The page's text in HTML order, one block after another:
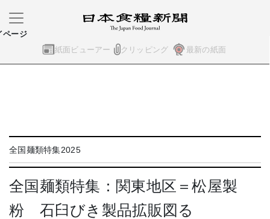
紙面ビューアー クリッピング 最新の紙面
ページ
全国麺類特集2025
全国麺類特集：関東地区＝松屋製
粉 石臼びき製品拡販図る